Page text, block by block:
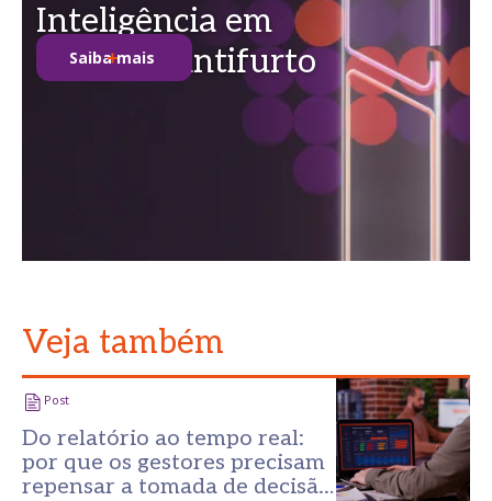
Inteligência em
soluções antifurto
Saiba mais
Veja também
Post
Do relatório ao tempo real:
por que os gestores precisam
repensar a tomada de decisão